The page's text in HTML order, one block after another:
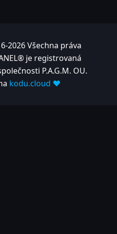
2026 Všechna práva
je registrovaná
P.A.G.M. OU.
kodu.cloud ❤️